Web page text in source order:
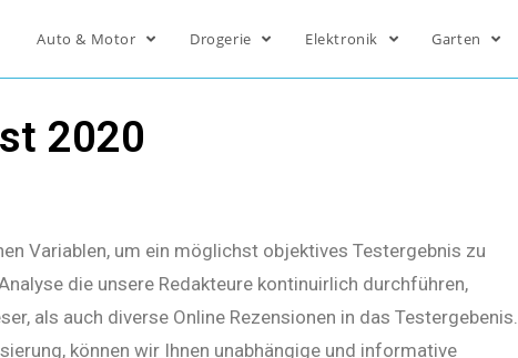
Auto & Motor Drogerie Elektronik Garten
2020
Variablen, um ein möglichst objektives Testergebnis zu
die unsere Redakteure kontinuirlich durchführen,
als auch diverse Online Rezensionen in das Testergebenis.
können wir Ihnen unabhängige und informative